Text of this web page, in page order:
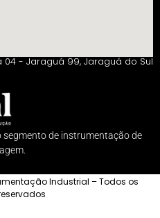
04 - Jaraguá 99, Jaraguá do Sul
segmento de instrumentação de
Industrial – Todos os